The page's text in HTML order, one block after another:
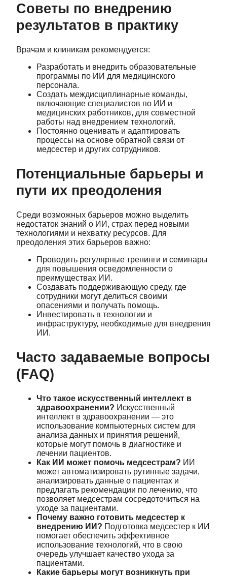
Советы по внедрению
результатов в практику
Врачам и клиникам рекомендуется:
Разработать и внедрить образовательные
программы по ИИ для медицинского
персонала.
Создать междисциплинарные команды,
включающие специалистов по ИИ и
медицинских работников, для совместной
работы над внедрением технологий.
Постоянно оценивать и адаптировать
процессы на основе обратной связи от
медсестер и других сотрудников.
Потенциальные барьеры и
пути их преодоления
Среди возможных барьеров можно выделить
недостаток знаний о ИИ, страх перед новыми
технологиями и нехватку ресурсов. Для
преодоления этих барьеров важно:
Проводить регулярные тренинги и семинары
для повышения осведомленности о
преимуществах ИИ.
Создавать поддерживающую среду, где
сотрудники могут делиться своими
опасениями и получать помощь.
Инвестировать в технологии и
инфраструктуру, необходимые для внедрения
ИИ.
Часто задаваемые вопросы
(FAQ)
Что такое искусственный интеллект в
здравоохранении? Искусственный
интеллект в здравоохранении — это
использование компьютерных систем для
анализа данных и принятия решений,
которые могут помочь в диагностике и
лечении пациентов.
Как ИИ может помочь медсестрам? ИИ
может автоматизировать рутинные задачи,
анализировать данные о пациентах и
предлагать рекомендации по лечению, что
позволяет медсестрам сосредоточиться на
уходе за пациентами.
Почему важно готовить медсестер к
внедрению ИИ? Подготовка медсестер к ИИ
помогает обеспечить эффективное
использование технологий, что в свою
очередь улучшает качество ухода за
пациентами.
Какие барьеры могут возникнуть при